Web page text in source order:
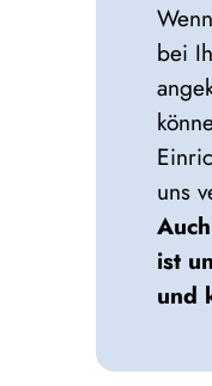
bei
uns
ist
und